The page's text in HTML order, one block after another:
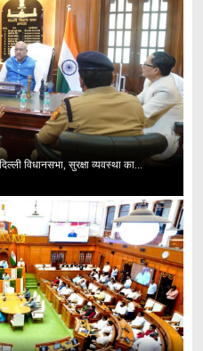
विधानसभा, सुरक्षा व्यवस्था का...